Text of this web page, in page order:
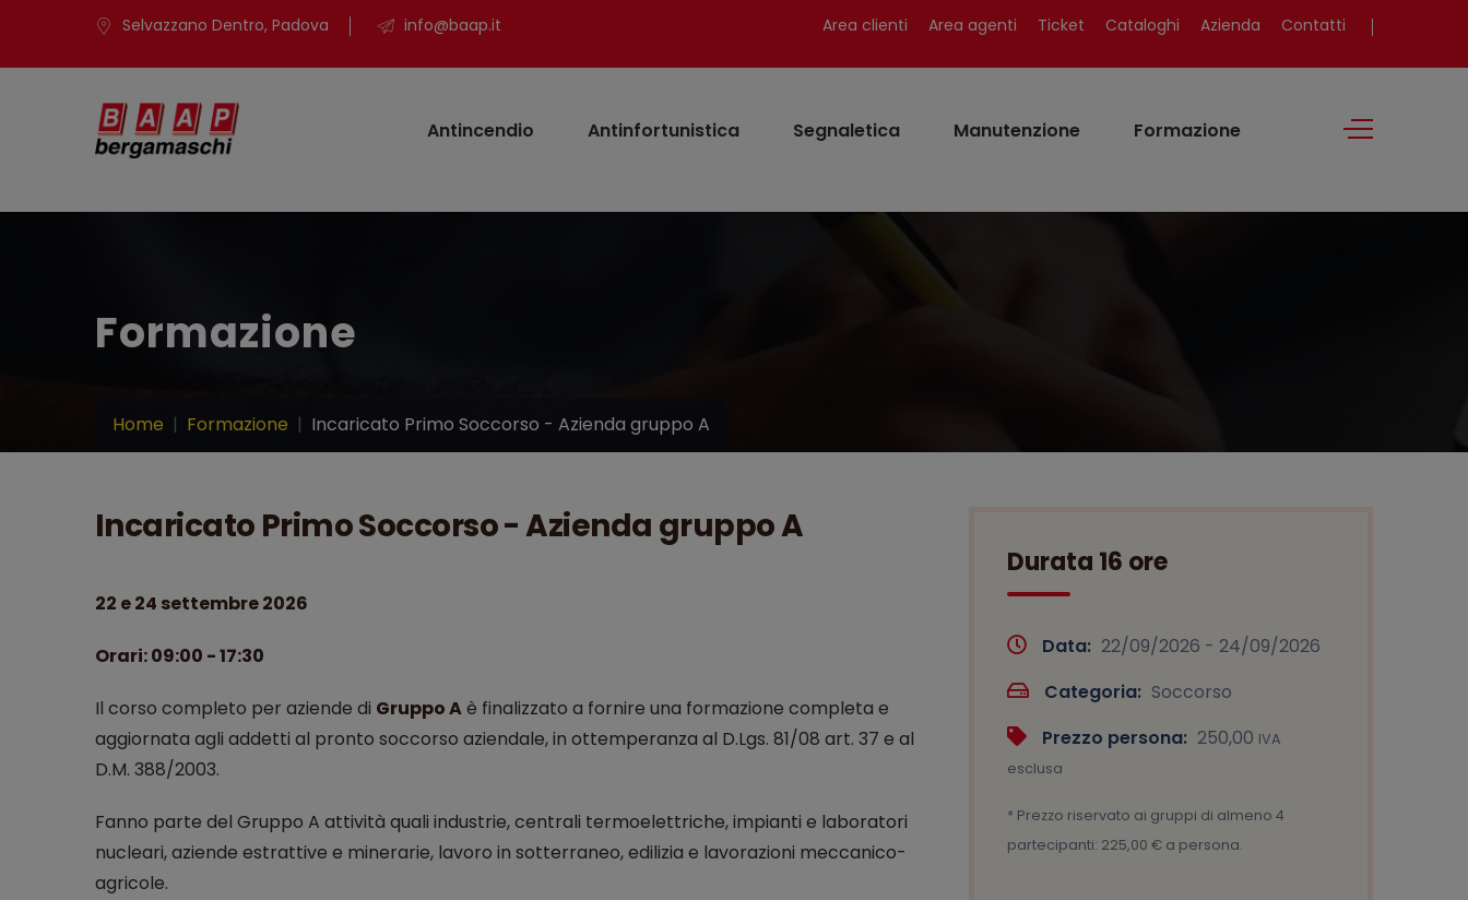
Selvazzano Dentro, Padova info@baap.it Area clienti Area agenti Ticket Cataloghi Azienda Contatti
Antincendio Antinfortunistica Segnaletica Manutenzione Formazione
Formazione
Home Formazione Incaricato Primo Soccorso - Azienda gruppo A
Incaricato Primo Soccorso - Azienda gruppo A
22 e 24 settembre 2026
Orari: 09:00 - 17:30
Il corso completo per aziende di Gruppo Aè finalizzato a fornire una formazione completa e
aggiornata agli addetti al pronto soccorso aziendale, in ottemperanza al D.Lgs. 81/08 art. 37 e al
D.M. 388/2003.
Fanno parte del Gruppo A attività quali industrie, centrali termoelettriche, impianti e laboratori
nucleari, aziende estrattive e minerarie, lavoro in sotterraneo, edilizia e lavorazioni meccanico-
agricole.
Durata 16 ore
Data: 22/09/2026 - 24/09/2026
Categoria: Soccorso
Prezzo persona: 250,00 IVA
esclusa
* Prezzo riservato ai gruppi di almeno 4
partecipanti: 225,00 € a persona.